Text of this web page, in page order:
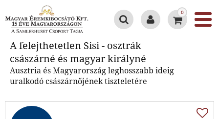
0
A felejthetetlen Sisi - osztrák
császárné és magyar királyné
Ausztria és Magyarország leghosszabb ideig
uralkodó császárnőjének tiszteletére
A felejthetetlen Sisi - osztrák
császárné és magyar királyné